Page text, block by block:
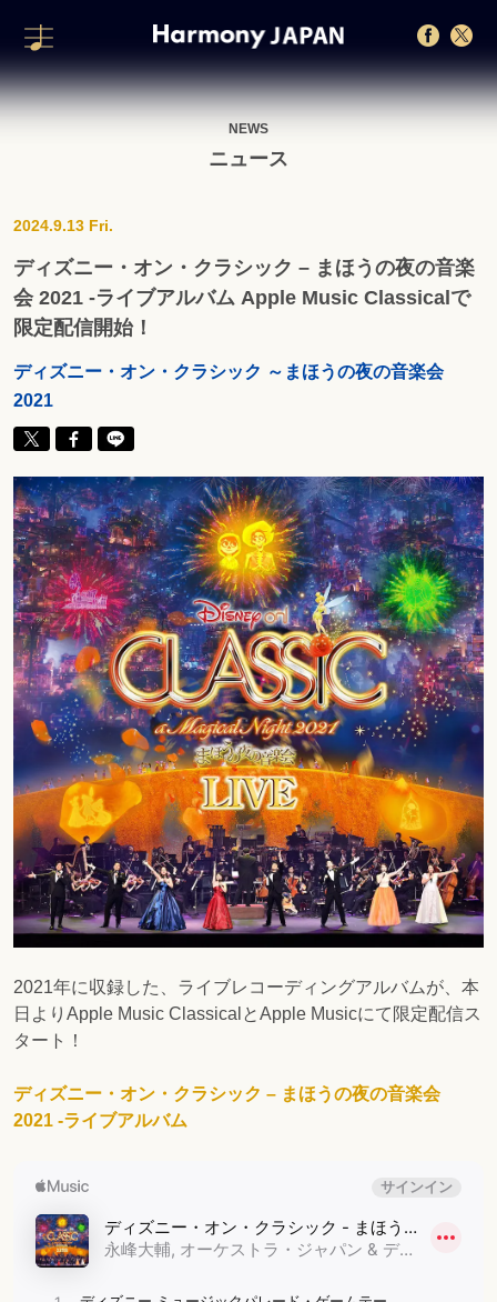
NEWS
ニュース
2024.9.13 Fri.
ディズニー・オン・クラシック – まほうの夜の音楽
会 2021 -ライブアルバム Apple Music Classicalで
限定配信開始！
ディズニー・オン・クラシック ～まほうの夜の音楽会
2021
2021年に収録した、ライブレコーディングアルバムが、本
日よりApple Music ClassicalとApple Musicにて限定配信ス
タート！
ディズニー・オン・クラシック – まほうの夜の音楽会
2021 -ライブアルバム